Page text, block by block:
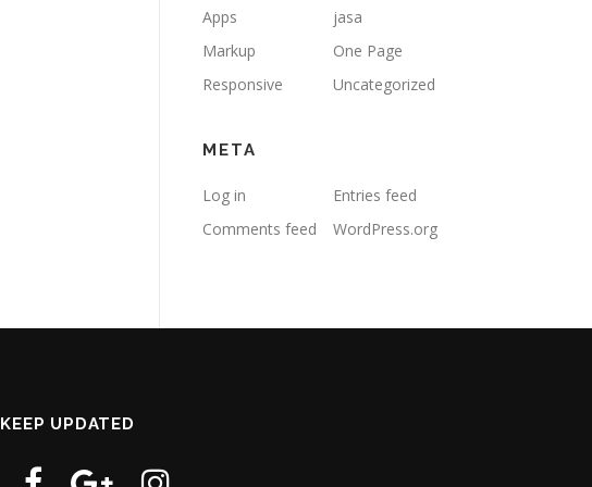
Apps
jasa
Markup
One Page
Responsive
Uncategorized
META
Log in
Entries feed
Comments feed
WordPress.org
KEEP UPDATED